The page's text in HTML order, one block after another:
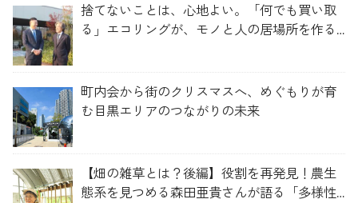
捨てないことは、心地よい。「何でも買い取
る」エコリングが、モノと人の居場所を作る
町内会から街のクリスマスへ、めぐもりが育
む目黒エリアのつながりの未来
【畑の雑草とは？後編】役割を再発見！農生
態系を見つめる森田亜貴さんが語る「多様性